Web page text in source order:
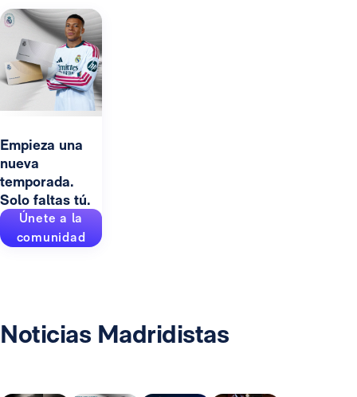
Empieza una
nueva
temporada.
Solo faltas tú.
Únete a la
comunidad
Noticias Madridistas